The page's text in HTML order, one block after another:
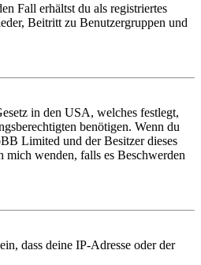
Fall erhältst du als registriertes
Beitritt zu Benutzergruppen und
in den USA, welches festlegt,
benötigen. Wenn du
Limited und der Besitzer dieses
mich wenden, falls es Beschwerden
dass deine IP-Adresse oder der